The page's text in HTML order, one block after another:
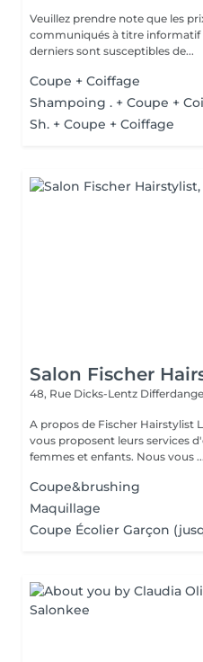
Veuillez prendre note que les
communiqués à titre informatif
derniers sont susceptibles de...
Coupe + Coiffage
Shampoing . + Coupe +
Sh. + Coupe + Coiffage
Salon Fischer
48, Rue Dicks-Lentz
A propos de Fischer Hairstylist Les coiffeurs Fischer Hairstylist
vous proposent leurs services
femmes et enfants. Nous vous ...
Coupe&brushing
Maquillage
Coupe Écolier Garçon